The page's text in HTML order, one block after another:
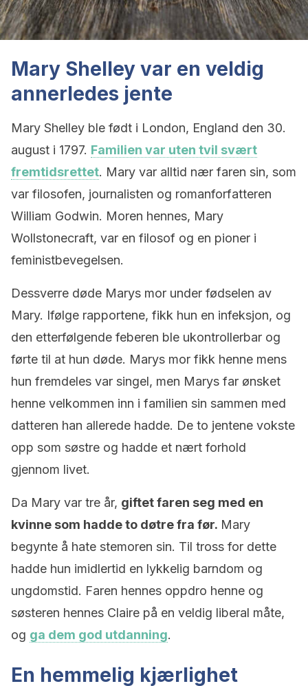
Mary Shelley var en veldig
annerledes jente
Mary Shelley ble født i London, England den 30.
august i 1797. Familien var uten tvil svært
fremtidsrettet. Mary var alltid nær faren sin, som
var filosofen, journalisten og romanforfatteren
William Godwin. Moren hennes, Mary
Wollstonecraft, var en filosof og en pioner i
feministbevegelsen.
Dessverre døde Marys mor under fødselen av
Mary. Ifølge rapportene, fikk hun en infeksjon, og
den etterfølgende feberen ble ukontrollerbar og
førte til at hun døde. Marys mor fikk henne mens
hun fremdeles var singel, men Marys far ønsket
henne velkommen inn i familien sin sammen med
datteren han allerede hadde. De to jentene vokste
opp som søstre og hadde et nært forhold
gjennom livet.
Da Mary var tre år, giftet faren seg med en
kvinne som hadde to døtre fra før. Mary
begynte å hate stemoren sin. Til tross for dette
hadde hun imidlertid en lykkelig barndom og
ungdomstid. Faren hennes oppdro henne og
søsteren hennes Claire på en veldig liberal måte,
og ga dem god utdanning.
En hemmelig kjærlighet